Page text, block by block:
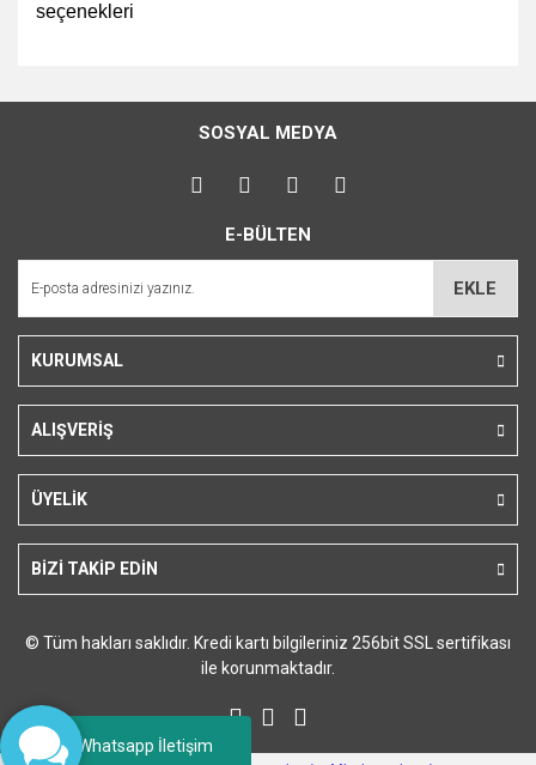
Whatsapp İletişim
seçenekleri
konularda yetersiz gördüğünüz noktaları öneri formunu
kullanarak tarafımıza iletebilirsiniz.
Görüş ve önerileriniz için teşekkür ederiz.
Ürün açıklamasında eksik bilgiler bulunuyor.
Bu ürüne benzer farklı alternatifler olmalı.
SOSYAL MEDYA
E-BÜLTEN
EKLE
KURUMSAL
ALIŞVERİŞ
ÜYELİK
BİZİ TAKİP EDİN
© Tüm hakları saklıdır. Kredi kartı bilgileriniz 256bit SSL sertifikası
ile korunmaktadır.